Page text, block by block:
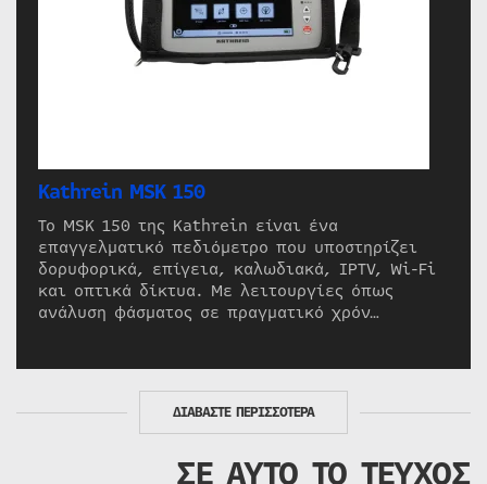
Kathrein MSK 150
Το MSK 150 της Kathrein είναι ένα
επαγγελματικό πεδιόμετρο που υποστηρίζει
δορυφορικά, επίγεια, καλωδιακά, IPTV, Wi-Fi
και οπτικά δίκτυα. Με λειτουργίες όπως
ανάλυση φάσματος σε πραγματικό χρόν…
ΔΙΑΒΑΣΤΕ ΠΕΡΙΣΣΟΤΕΡΑ